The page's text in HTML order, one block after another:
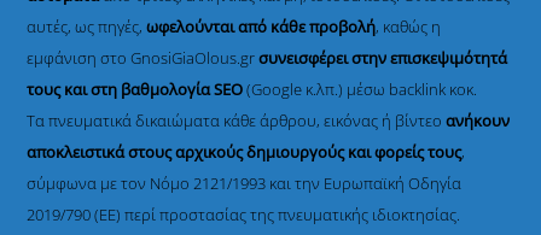
αυτές, ως πηγές,ωφελούνται από κάθε προβολή, καθώς η
εμφάνιση στο GnosiGiaOlous.grσυνεισφέρει στην επισκεψιμότητά
τους και στη βαθμολογία SEO(Google κ.λπ.) μέσω backlink κοκ.
Τα πνευματικά δικαιώματα κάθε άρθρου, εικόνας ή βίντεοανήκουν
αποκλειστικά στους αρχικούς δημιουργούς και φορείς τους,
σύμφωνα με τον Νόμο 2121/1993 και την Ευρωπαϊκή Οδηγία
2019/790 (ΕΕ) περί προστασίας της πνευματικής ιδιοκτησίας.